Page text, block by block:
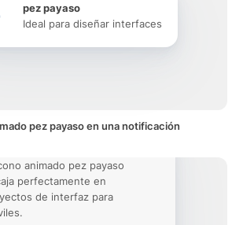
pez payaso
Ideal para diseñar interfaces
pez payaso en una notificación
animado pez payaso
perfectamente en
de interfaz para